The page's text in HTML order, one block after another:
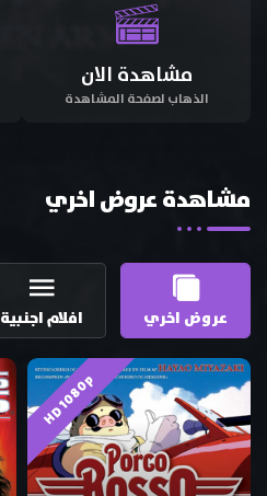
مشاهدة الان
الذهاب لصفحة المشاهدة
مشاهدة عروض اخري
عروض اخري افلام اجنبية
HD 1080p